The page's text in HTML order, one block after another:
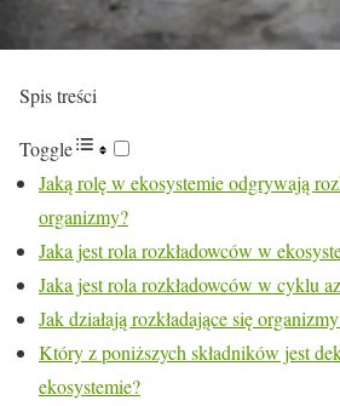
Spis treści
Toggle
Jaką rolę w ekosystemie odgrywają
organizmy?
Jaka jest rola rozkładowców w
Jaka jest rola rozkładowców w cyklu
Jak działają rozkładające się
Który z poniższych składników jest
ekosystemie?